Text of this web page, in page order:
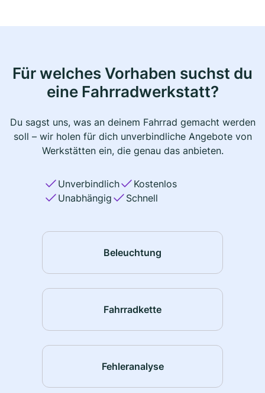
Für welches Vorhaben suchst du
eine Fahrradwerkstatt?
Du sagst uns, was an deinem Fahrrad gemacht werden
soll – wir holen für dich unverbindliche Angebote von
Werkstätten ein, die genau das anbieten.
Unverbindlich
Kostenlos
Unabhängig
Schnell
Beleuchtung
Fahrradkette
Fehleranalyse